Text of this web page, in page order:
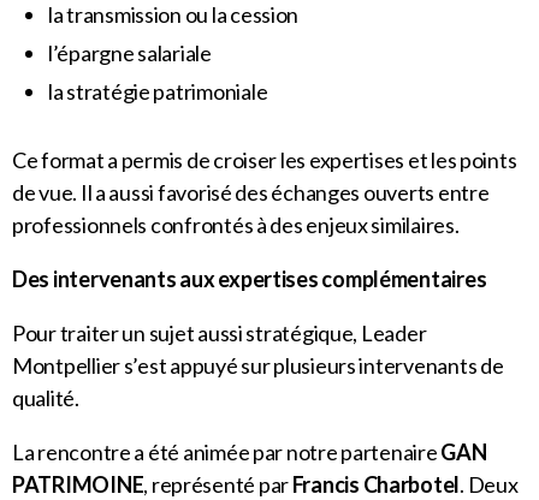
la transmission ou la cession
l’épargne salariale
la stratégie patrimoniale
Ce format a permis de croiser les expertises et les points
de vue. Il a aussi favorisé des échanges ouverts entre
professionnels confrontés à des enjeux similaires.
Des intervenants aux expertises complémentaires
Pour traiter un sujet aussi stratégique, Leader
Montpellier s’est appuyé sur plusieurs intervenants de
qualité.
La rencontre a été animée par notre partenaireGAN
PATRIMOINE, représenté parFrancis Charbotel. Deux